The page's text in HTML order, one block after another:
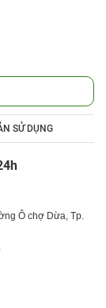
SỬ DỤNG
Ô chợ Dừa, Tp.